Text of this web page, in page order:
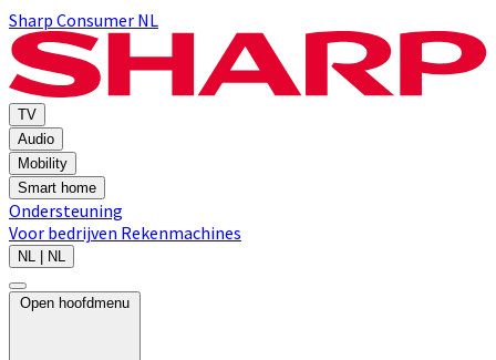
Sharp Consumer NL
TV
Audio
Mobility
Smart home
Ondersteuning
Voor bedrijven Rekenmachines
NL | NL
Open hoofdmenu